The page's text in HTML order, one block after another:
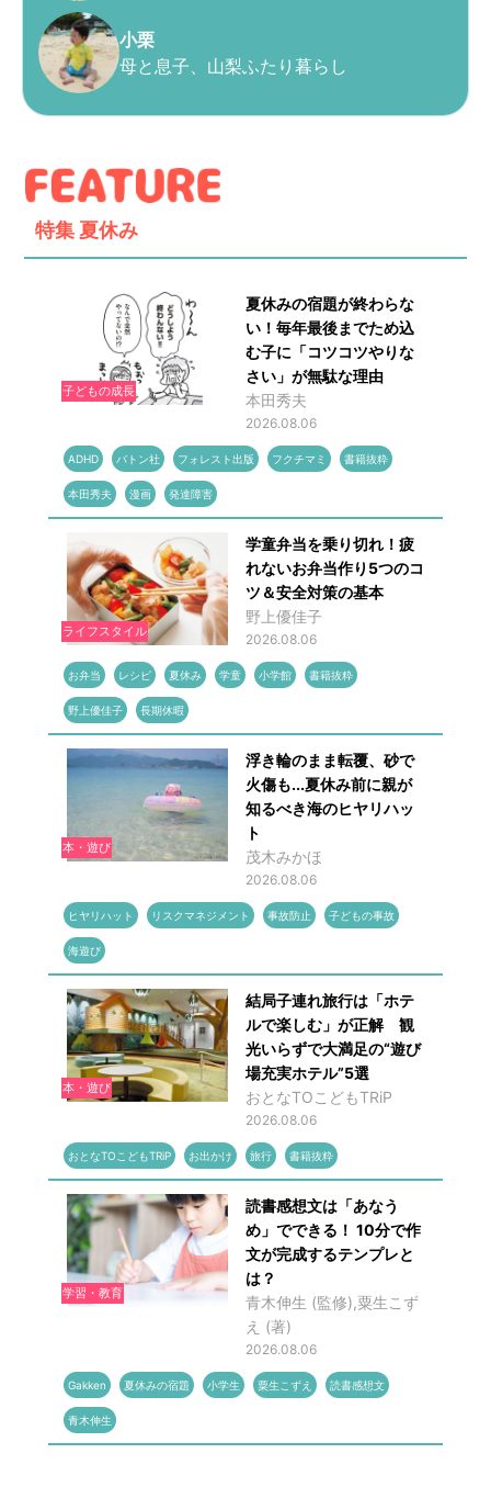
小栗
母と息子、山梨ふたり暮らし
特集 夏休み
子どもの成長
夏休みの宿題が終わらな
い！毎年最後までため込
む子に「コツコツやりな
さい」が無駄な理由
本田秀夫
2026.08.06
ADHD バトン社 フォレスト出版 フクチマミ 書籍抜粋
本田秀夫 漫画 発達障害
ライフスタイル
学童弁当を乗り切れ！疲
れないお弁当作り5つのコ
ツ＆安全対策の基本
野上優佳子
2026.08.06
お弁当 レシピ 夏休み 学童 小学館 書籍抜粋
野上優佳子 長期休暇
本・遊び
浮き輪のまま転覆、砂で
火傷も...夏休み前に親が
知るべき海のヒヤリハッ
ト
茂木みかほ
2026.08.06
ヒヤリハット リスクマネジメント 事故防止 子どもの事故
海遊び
本・遊び
結局子連れ旅行は「ホテ
ルで楽しむ」が正解 観
光いらずで大満足の“遊び
場充実ホテル”5選
おとなTOこどもTRiP
2026.08.06
おとなTOこどもTRiP お出かけ 旅行 書籍抜粋
学習・教育
読書感想文は「あなう
め」でできる！ 10分で作
文が完成するテンプレと
は？
青木伸生 (監修),粟生こず
え (著)
2026.08.06
Gakken 夏休みの宿題 小学生 粟生こずえ 読書感想文
青木伸生